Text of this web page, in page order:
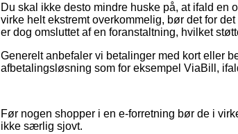
Du skal ikke desto mindre huske på, at ifald en
virke helt ekstremt overkommelig, bør det for
er dog omsluttet af en foranstaltning, hvilket
Generelt anbefaler vi betalinger med kort eller
afbetalingsløsning som for eksempel ViaBill,
Før nogen shopper i en e-forretning bør de i
ikke særlig sjovt.